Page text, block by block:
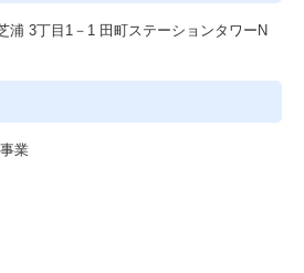
浦 3丁目1－1 田町ステーションタワーN
業